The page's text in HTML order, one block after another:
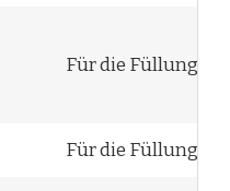
Für die Füllung
Für die Füllung